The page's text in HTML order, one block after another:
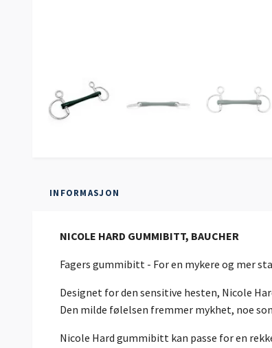
INFORMASJON
NICOLE HARD GUMMIBITT, BAUCHER
Fagers gummibitt - For en mykere og mer
Designet for den sensitive hesten, Nicole
Den milde følelsen fremmer mykhet, noe
Nicole Hard gummibitt kan passe for en